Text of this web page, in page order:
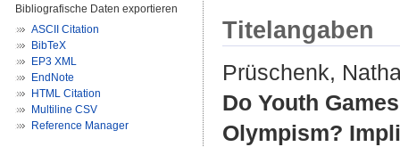
Bibliografische Daten exportieren
ASCII Citation
BibTeX
EP3 XML
EndNote
HTML Citation
Multiline CSV
Reference Manager
Titelangaben
Prüschenk,
Do Youth
Olympism?